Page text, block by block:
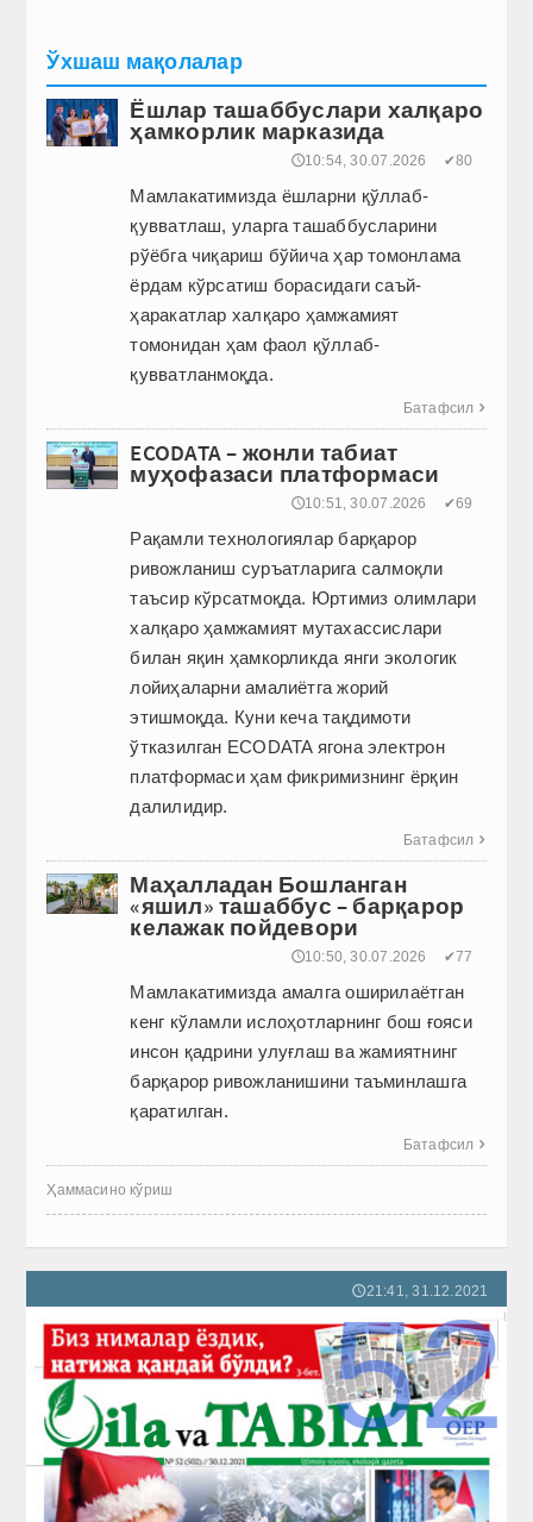
Ўхшаш мақолалар
Ёшлар ташаббуслари халқаро
ҳамкорлик марказида
🕔10:54, 30.07.2026 ✔80
Мамлакатимизда ёшларни қўллаб-
қувватлаш, уларга ташаб­бусларини
рўёбга чиқариш бўйича ҳар томонлама
ёрдам кўрсатиш борасидаги саъй-
ҳаракатлар халқаро ҳамжамият
томонидан ҳам фаол қўллаб-
қувватланмоқда.
Батафсил 
ECODATA – жонли табиат
муҳофазаси платформаси
🕔10:51, 30.07.2026 ✔69
Рақамли технологиялар барқарор
ривожланиш суръатларига салмоқли
таъсир кўрсатмоқда. Юртимиз олимлари
халқаро ҳамжамият мутахассислари
билан яқин ҳамкорликда янги экологик
лойиҳаларни амалиётга жорий
этишмоқда. Куни кеча тақдимоти
ўтказилган ECODATA ягона электрон
платформаси ҳам фикримизнинг ёрқин
далилидир.
Батафсил 
Маҳалладан Бошланган
«яшил» ташаббус – барқарор
келажак пойдевори
🕔10:50, 30.07.2026 ✔77
Мамлакатимизда амалга оширилаётган
кенг кўламли ислоҳотларнинг бош ғояси
инсон қадрини улуғлаш ва жамиятнинг
барқарор ривожланишини таъминлашга
қаратилган.
Батафсил 
Ҳаммасино кўриш
🕔21:41, 31.12.2021
52